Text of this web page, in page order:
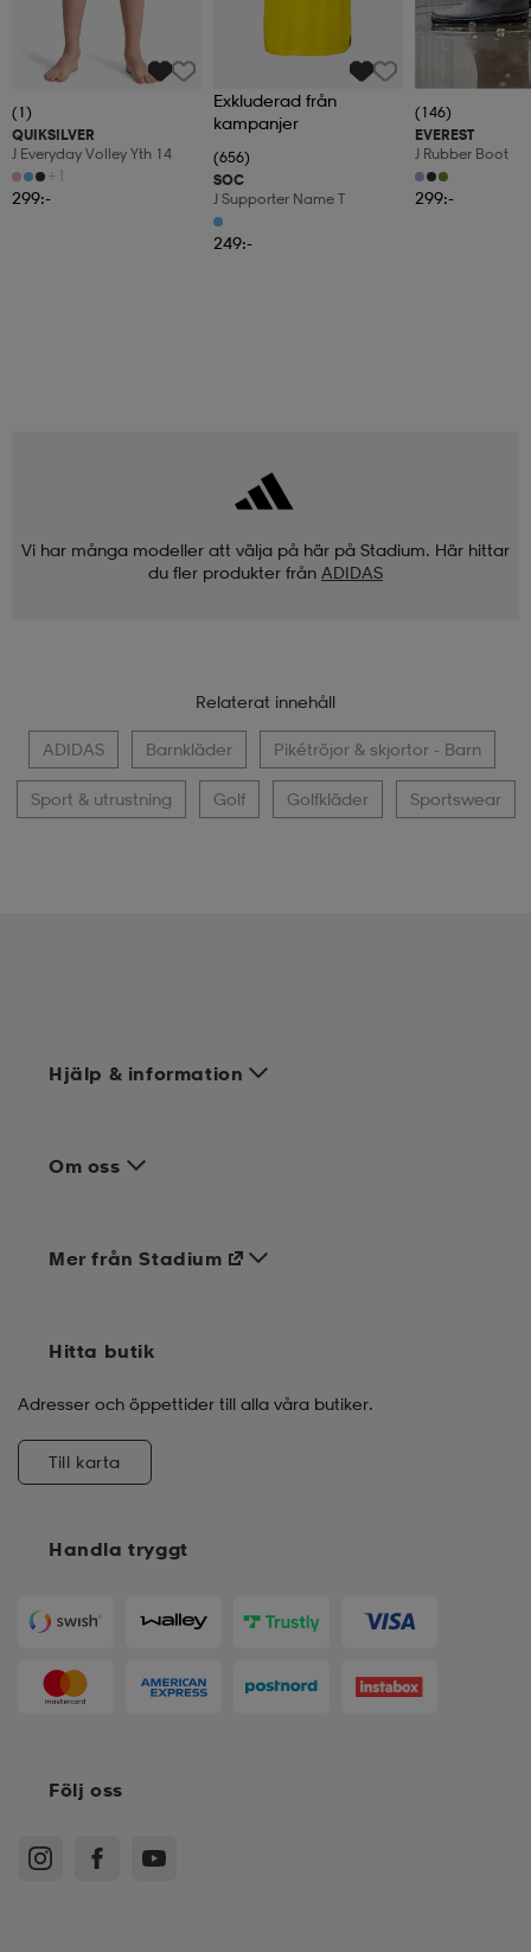
(1)
QUIKSILVER
J Everyday Volley Yth 14
+1
299:-
Exkluderad från
kampanjer
(656)
SOC
J Supporter Name T
249:-
(146)
EVEREST
J Rubber Boot
299:-
Vi har många modeller att välja på här på Stadium. Här hittar
du fler produkter från ADIDAS
Relaterat innehåll
ADIDAS Barnkläder Pikétröjor & skjortor - Barn
Sport & utrustning Golf Golfkläder Sportswear
Hjälp & information
Om oss
Handla tryggt
Mer från Stadium
Hitta butik
Adresser och öppettider till alla våra butiker.
Till karta
Följ oss